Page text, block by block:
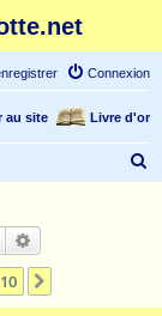
Connexion
Livre d'or
au site
Rechercher
10